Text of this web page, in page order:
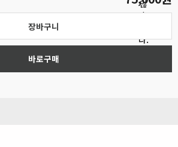
않
습
다.
장바구니
바로구매